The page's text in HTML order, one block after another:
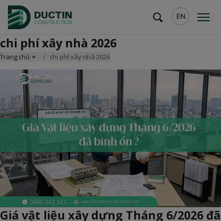
EN
chi phí xây nhà 2026
Trang chủ chi phí xây nhà 2026
Giá vật liệu xây dựng Tháng 6/2026 đã